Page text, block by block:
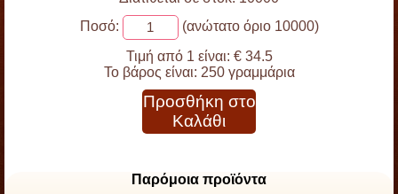
Ποσό:
(ανώτατο όριο 10000)
Τιμή από 1 είναι: € 34.5
Το βάρος είναι: 250 γραμμάρια
Προσθήκη στο
Καλάθι
Παρόμοια προϊόντα